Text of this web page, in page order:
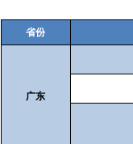
省份
广东